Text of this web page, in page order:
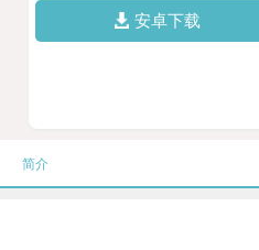
安卓下载
简介